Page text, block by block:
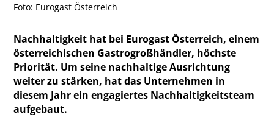
Foto: Eurogast Österreich
Nachhaltigkeit hat bei Eurogast Österreich, einem
österreichischen Gastrogroßhändler, höchste
Priorität. Um seine nachhaltige Ausrichtung
weiter zu stärken, hat das Unternehmen in
diesem Jahr ein engagiertes Nachhaltigkeitsteam
aufgebaut.